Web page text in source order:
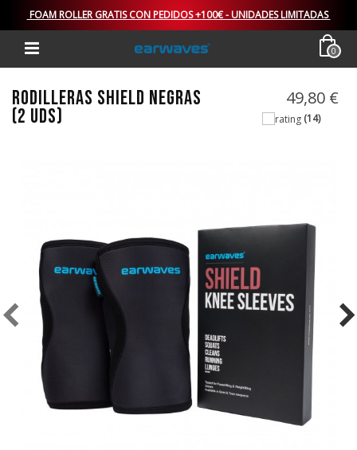
FOAM ROLLER GRATIS CON PEDIDOS +100€ - UNIDADES LIMITADAS
0
RODILLERAS SHIELD NEGRAS
(2 UDS)
49,80 €
(14)